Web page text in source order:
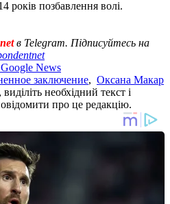
років позбавлення волі.
в Telegram. Підписуйтесь на
News
заключение, Оксана Макар
необхідний текст і
про це редакцію.